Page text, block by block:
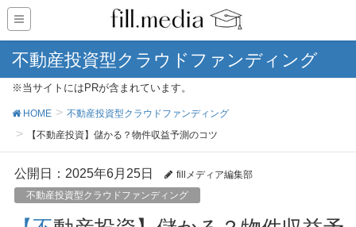
不動産投資型クラウドファンディング
※当サイトにはPRが含まれています。
HOME
不動産投資型クラウドファンディング
【不動産投資】儲かる？物件収益予測のコツ
公開日： 2025年6月25日
fillメディア編集部
不動産投資型クラウドファンディング